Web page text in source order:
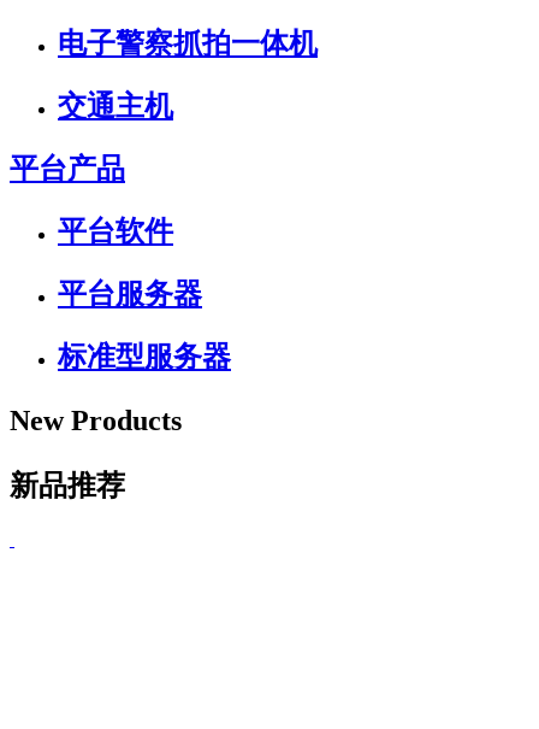
电子警察抓拍一体机
交通主机
平台产品
平台软件
平台服务器
标准型服务器
New Products
新品推荐